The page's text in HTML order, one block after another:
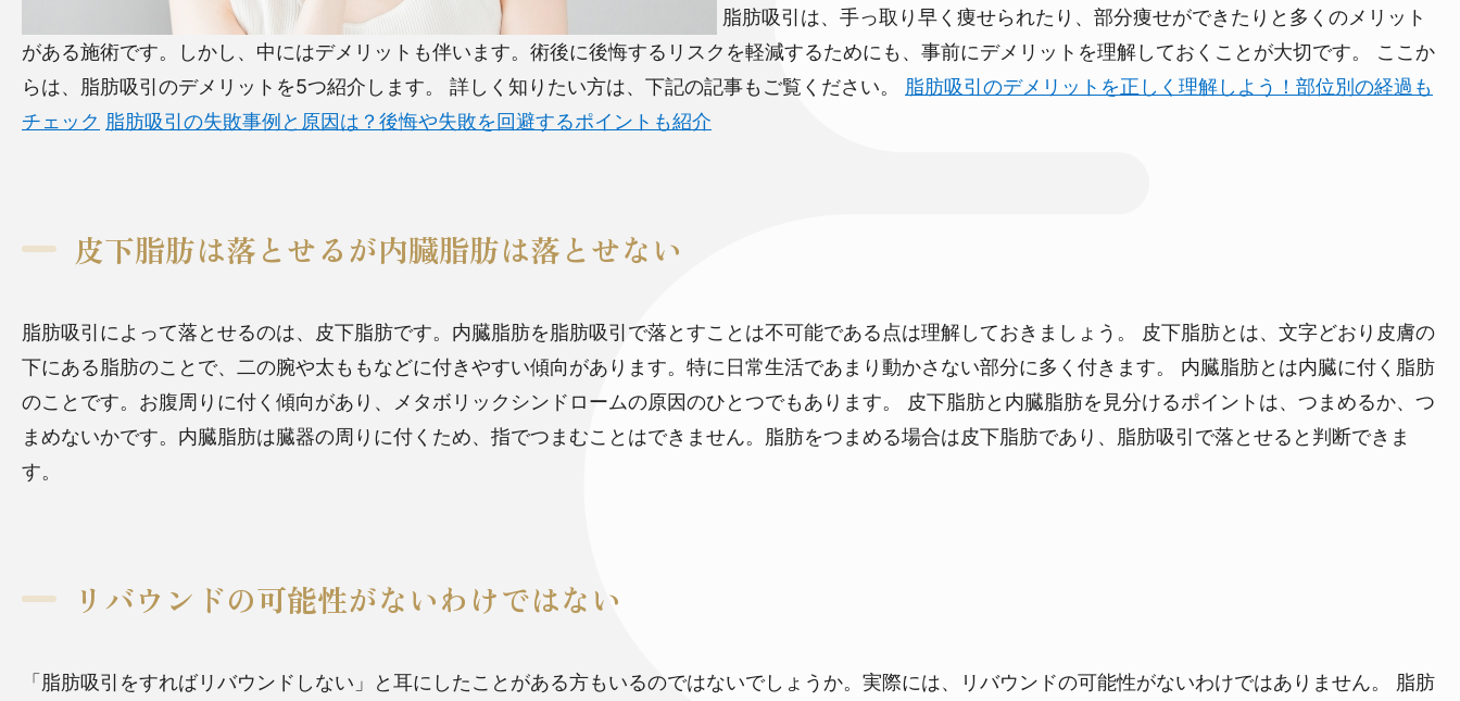
脂肪吸引は、手っ取り早く痩せられたり、部分痩せができたりと多くのメリット
がある施術です。しかし、中にはデメリットも伴います。術後に後悔するリスクを軽減するためにも、事前にデメリットを理解しておくことが大切です。
ここか
らは、脂肪吸引のデメリットを5つ紹介します。
詳しく知りたい方は、下記の記事もご覧ください。 脂肪吸引のデメリットを正しく理解しよう！部位別の経過も
チェック 脂肪吸引の失敗事例と原因は？後悔や失敗を回避するポイントも紹介
皮下脂肪は落とせるが内臓脂肪は落とせない
脂肪吸引によって落とせるのは、皮下脂肪です。内臓脂肪を脂肪吸引で落とすことは不可能である点は理解しておきましょう。
皮下脂肪とは、文字どおり皮膚の
下にある脂肪のことで、二の腕や太ももなどに付きやすい傾向があります。特に日常生活であまり動かさない部分に多く付きます。
内臓脂肪とは内臓に付く脂肪
のことです。お腹周りに付く傾向があり、メタボリックシンドロームの原因のひとつでもあります。
皮下脂肪と内臓脂肪を見分けるポイントは、つまめるか、つ
まめないかです。内臓脂肪は臓器の周りに付くため、指でつまむことはできません。脂肪をつまめる場合は皮下脂肪であり、脂肪吸引で落とせると判断できま
す。
リバウンドの可能性がないわけではない
「脂肪吸引をすればリバウンドしない」と耳にしたことがある方もいるのではないでしょうか。実際には、リバウンドの可能性がないわけではありません。
脂肪